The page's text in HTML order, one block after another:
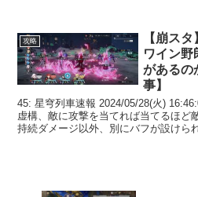
攻略
【崩ス
ワイン野
があるの
事】
45: 星穹列車速報 2024/05/28(火)
虚構、敵に攻撃を当てれば当てるほど
持続ダメージ以外、別にバフが設けら